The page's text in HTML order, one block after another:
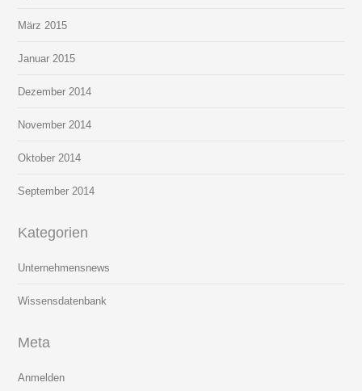
März 2015
Januar 2015
Dezember 2014
November 2014
Oktober 2014
September 2014
Kategorien
Unternehmensnews
Wissensdatenbank
Meta
Anmelden